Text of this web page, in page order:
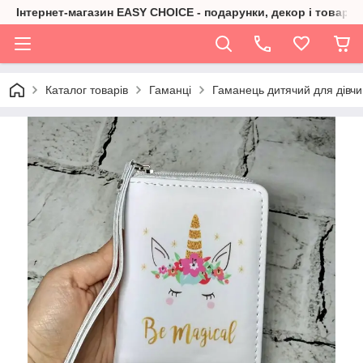
Інтернет-магазин EASY CHOICE - подарунки, декор і товари
Каталог товарів Гаманці Гаманець дитячий для